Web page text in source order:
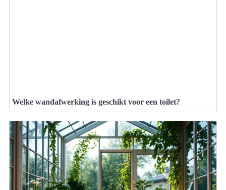
Welke wandafwerking is geschikt voor een toilet?